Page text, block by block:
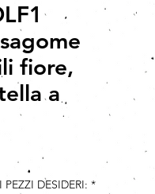
fiore,
a
DESIDERI: *